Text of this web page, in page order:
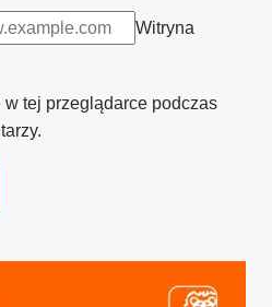
Witryna
tej przeglądarce podczas